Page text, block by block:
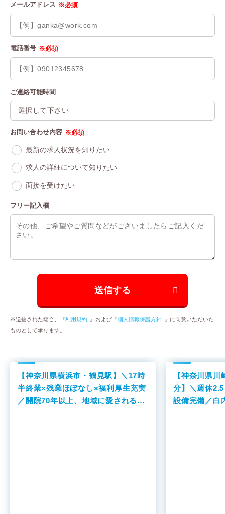
メールアドレス ※必須
電話番号 ※必須
ご連絡可能時間
お問い合わせ内容 ※必須
最新の求人状況を知りたい
求人の詳細について知りたい
面接を受けたい
フリー記入欄
※送信された場合、『利用規約 』および『個人情報保護方針
』に同意いただいた
ものとして承ります。
【神奈川県横浜市・鶴見駅】＼17時
半終業×残業ほぼなし×福利厚生充実
／開院70年以上、地域に愛される総
【神奈川県
分】＼週休
設備完備／白